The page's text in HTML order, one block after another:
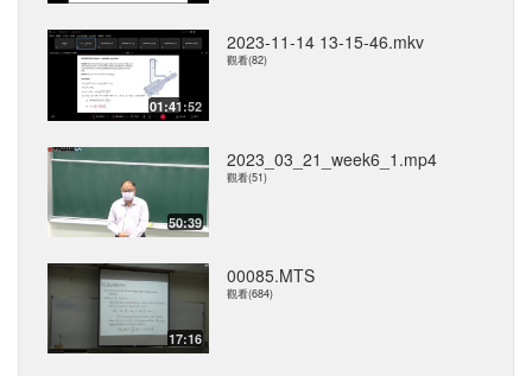
01:41:52
2023-11-14 13-15-46.mkv
觀看(82)
50:39
2023_03_21_week6_1.mp4
觀看(51)
17:16
00085.MTS
觀看(684)